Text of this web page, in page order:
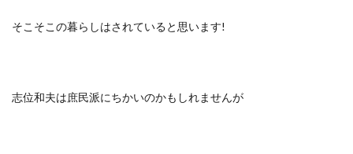
そこそこの暮らしはされていると思います!
志位和夫は庶民派にちかいのかもしれませんが